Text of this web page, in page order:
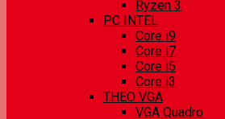
Ryzen 3
PC INTEL
Core i9
Core i7
Core i5
Core i3
THEO VGA
VGA Quadro